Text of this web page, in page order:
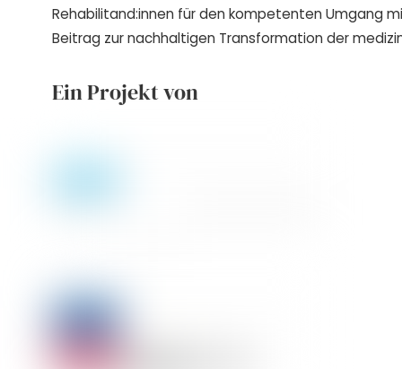
Rehabilitand:innen für den kompetenten Umgang
Beitrag zur nachhaltigen Transformation der
Ein Projekt von